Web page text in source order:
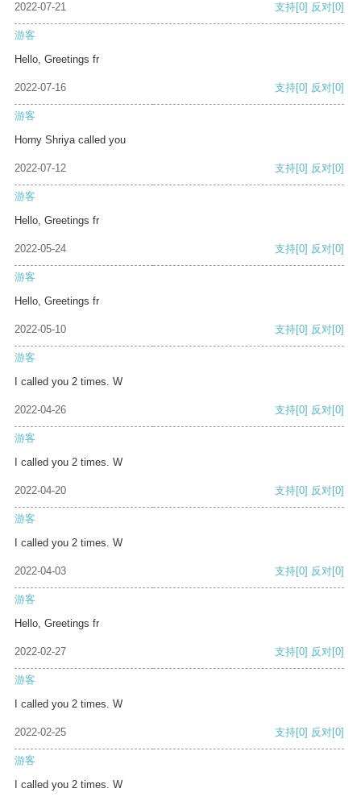
2022-07-21 支持[0] 反对[0]
游客
Hello, Greetings fr
2022-07-16 支持[0] 反对[0]
游客
Horny Shriya called you
2022-07-12 支持[0] 反对[0]
游客
Hello, Greetings fr
2022-05-24 支持[0] 反对[0]
游客
Hello, Greetings fr
2022-05-10 支持[0] 反对[0]
游客
I called you 2 times. W
2022-04-26 支持[0] 反对[0]
游客
I called you 2 times. W
2022-04-20 支持[0] 反对[0]
游客
I called you 2 times. W
2022-04-03 支持[0] 反对[0]
游客
Hello, Greetings fr
2022-02-27 支持[0] 反对[0]
游客
I called you 2 times. W
2022-02-25 支持[0] 反对[0]
游客
I called you 2 times. W